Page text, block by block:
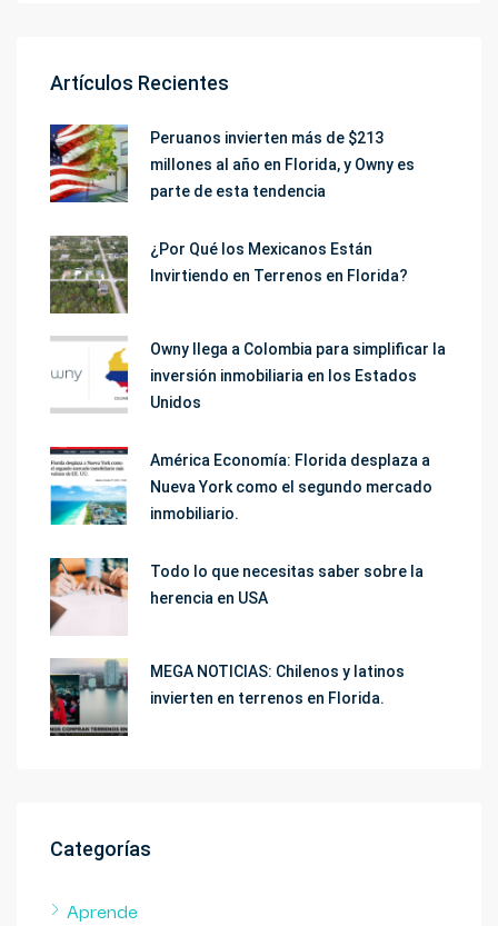
Artículos Recientes
Peruanos invierten más de $213
millones al año en Florida, y Owny es
parte de esta tendencia
¿Por Qué los Mexicanos Están
Invirtiendo en Terrenos en Florida?
Owny llega a Colombia para simplificar la
inversión inmobiliaria en los Estados
Unidos
América Economía: Florida desplaza a
Nueva York como el segundo mercado
inmobiliario.
Todo lo que necesitas saber sobre la
herencia en USA
MEGA NOTICIAS: Chilenos y latinos
invierten en terrenos en Florida.
Categorías
Aprende